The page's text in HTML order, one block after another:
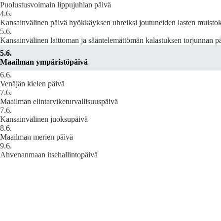
Puolustusvoimain lippujuhlan päivä
4.6.
Kansainvälinen päivä hyökkäyksen uhreiksi joutuneiden lasten
5.6.
Kansainvälinen laittoman ja sääntelemättömän kalastuksen torjunnan
5.6.
Maailman ympäristöpäivä
6.6.
Venäjän kielen päivä
7.6.
Maailman elintarviketurvallisuuspäivä
7.6.
Kansainvälinen juoksupäivä
8.6.
Maailman merien päivä
9.6.
Ahvenanmaan itsehallintopäivä